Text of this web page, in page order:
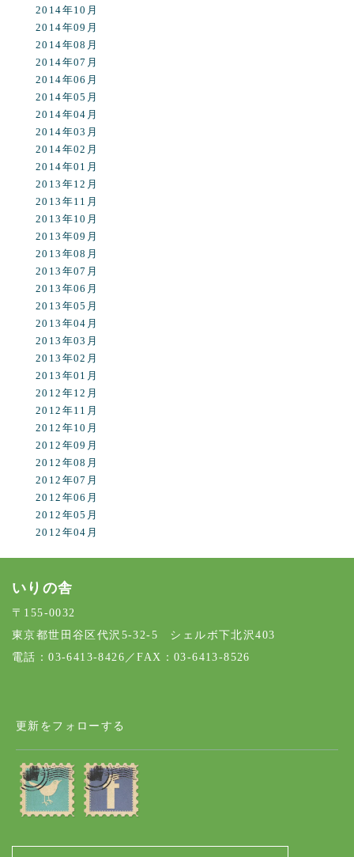
2014年10月
2014年09月
2014年08月
2014年07月
2014年06月
2014年05月
2014年04月
2014年03月
2014年02月
2014年01月
2013年12月
2013年11月
2013年10月
2013年09月
2013年08月
2013年07月
2013年06月
2013年05月
2013年04月
2013年03月
2013年02月
2013年01月
2012年12月
2012年11月
2012年10月
2012年09月
2012年08月
2012年07月
2012年06月
2012年05月
2012年04月
いりの舎
〒155-0032
東京都世田谷区代沢5-32-5 シェルボ下北沢403
電話：03-6413-8426／FAX：03-6413-8526
更新をフォローする